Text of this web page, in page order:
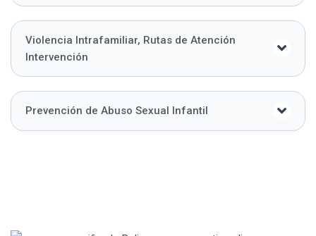
Violencia Intrafamiliar, Rutas de Atención
Intervención
Prevención de Abuso Sexual Infantil